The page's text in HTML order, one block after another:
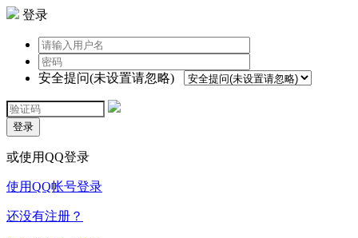
登录
安全提问(未设置请忽略)
登录
或使用QQ登录
使用QQ帐号登录
还没有注册？